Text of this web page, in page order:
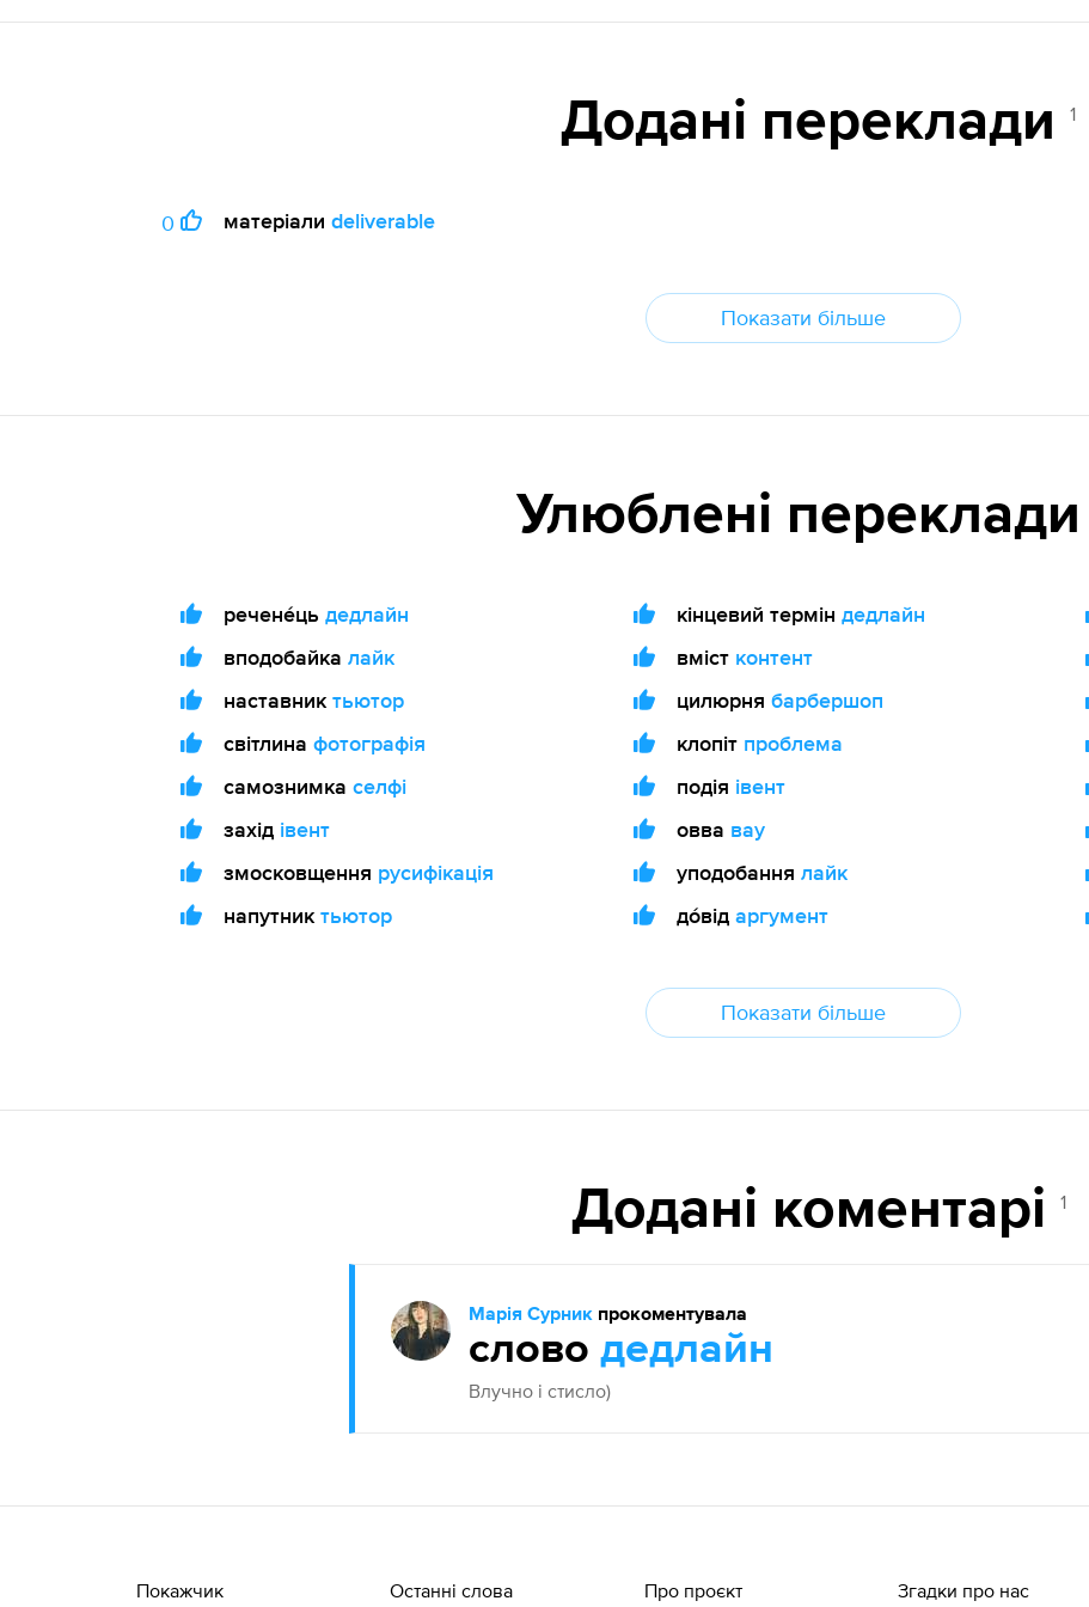
Додані переклади 1
0 матеріали deliverable
Показати більше
Улюблені переклади
речене́ць дедлайн
вподобайка лайк
наставник тьютор
світлина фотографія
самознимка селфі
захід івент
змосковщення русифікація
напутник тьютор
кінцевий термін дедлайн
вміст контент
цилюрня барбершоп
клопіт проблема
подія івент
овва вау
уподобання лайк
до́від аргумент
Показати більше
Додані коментарі 1
Марія Сурник прокоментувала
cлово дедлайн
Влучно і стисло)
Покажчик Останні слова Про проєкт Згадки про нас